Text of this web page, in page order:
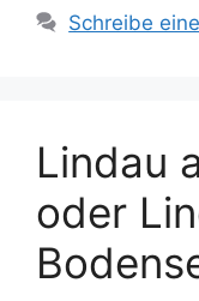
Schreibe
Lindau
oder